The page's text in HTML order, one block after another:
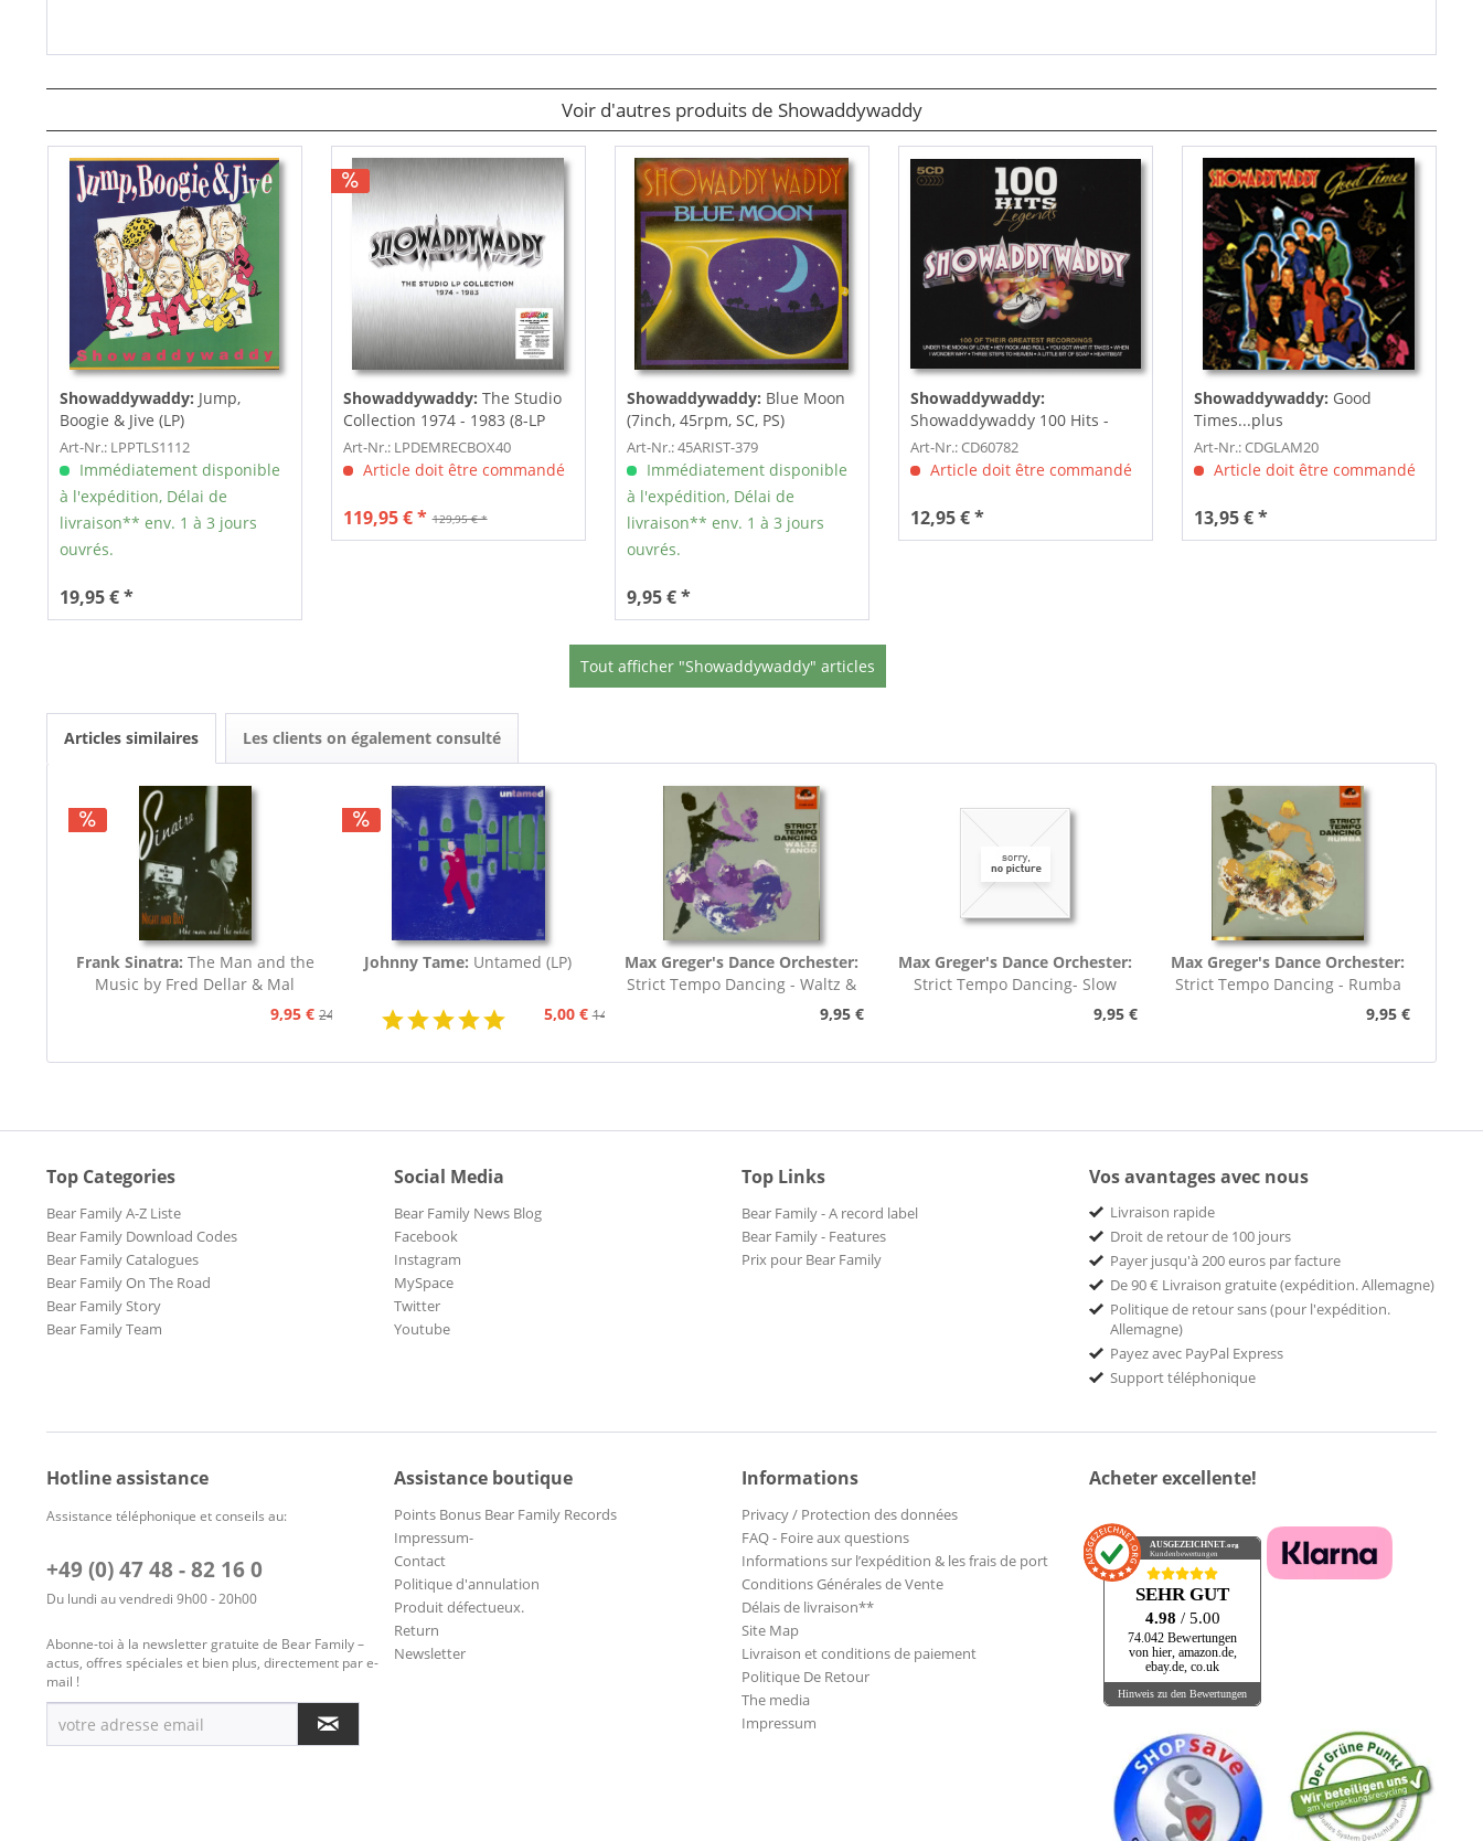
Voir d'autres produits de Showaddywaddy
Showaddywaddy: Jump,
Boogie & Jive (LP)
Art-Nr.: LPPTLS1112
Immédiatement disponible
à l'expédition, Délai de
livraison** env. 1 à 3 jours
ouvrés.
19,95 € *
Showaddywaddy: The Studio
Collection 1974 - 1983 (8-LP
180g,...
Art-Nr.: LPDEMRECBOX40
Article doit être commandé
129,95 € *
119,95 € *
Showaddywaddy: Blue Moon
(7inch, 45rpm, SC, PS)
Art-Nr.: 45ARIST-379
Immédiatement disponible
à l'expédition, Délai de
livraison** env. 1 à 3 jours
ouvrés.
9,95 € *
Showaddywaddy:
Showaddywaddy 100 Hits -
Legends (5-CD)
Art-Nr.: CD60782
Article doit être commandé
12,95 € *
Showaddywaddy: Good
Times...plus
Art-Nr.: CDGLAM20
Article doit être commandé
13,95 € *
Tout afficher "Showaddywaddy" articles
Articles similaires Les clients on également consulté
Frank Sinatra: The Man and the
Music by Fred Dellar & Mal
9,95 € 24,95 €
Johnny Tame: Untamed (LP)
5,00 € 14,95 €
Max Greger's Dance Orchester:
Strict Tempo Dancing - Waltz &
9,95 €
Max Greger's Dance Orchester:
Strict Tempo Dancing- Slow
9,95 €
Max Greger's Dance Orchester:
Strict Tempo Dancing - Rumba
9,95 €
Top Categories
Bear Family A-Z Liste
Bear Family Download Codes
Bear Family Catalogues
Bear Family On The Road
Bear Family Story
Bear Family Team
Social Media
Bear Family News Blog
Facebook
Instagram
MySpace
Twitter
Youtube
Top Links
Bear Family - A record label
Bear Family - Features
Prix pour Bear Family
Vos avantages avec nous
Livraison rapide
Droit de retour de 100 jours
Payer jusqu'à 200 euros par facture
De 90 € Livraison gratuite (expédition. Allemagne)
Politique de retour sans (pour l'expédition.
Allemagne)
Payez avec PayPal Express
Support téléphonique
Hotline assistance
Assistance téléphonique et conseils au:
+49 (0) 47 48 - 82 16 0
Du lundi au vendredi 9h00 - 20h00
Abonne-toi à la newsletter gratuite de Bear Family –
actus, offres spéciales et bien plus, directement par e-
mail !
Assistance boutique
Points Bonus Bear Family Records
Impressum-
Contact
Politique d'annulation
Produit défectueux.
Return
Newsletter
Informations
Privacy / Protection des données
FAQ - Foire aux questions
Informations sur l’expédition & les frais de port
Conditions Générales de Vente
Délais de livraison**
Site Map
Livraison et conditions de paiement
Politique De Retour
The media
Impressum
Acheter excellente!
AUSGEZEICHNET .org
Kundenbewertungen
SEHR GUT
4.98 / 5.00
74.042 Bewertungen
von hier, amazon.de,
ebay.de, co.uk
Hinweis zu den Bewertungen